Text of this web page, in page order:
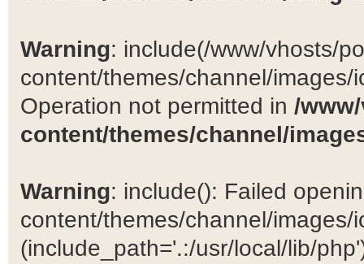
Warning: include(/www/vhosts/
content/themes/channel/
Operation not permitted in /
content/themes/channel/
Warning: include(): Failed
content/themes/channel/images/
(include_path='.:/usr/local/lib/